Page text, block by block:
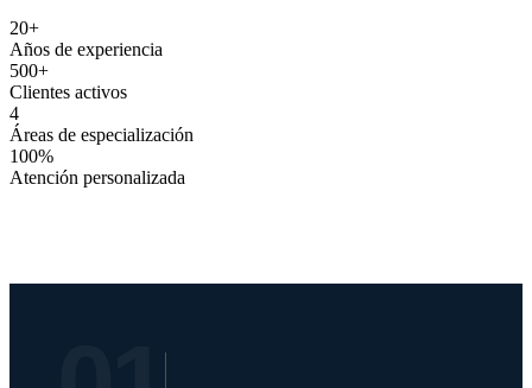
20+
Años de experiencia
500+
Clientes activos
4
Áreas de especialización
100%
Atención personalizada